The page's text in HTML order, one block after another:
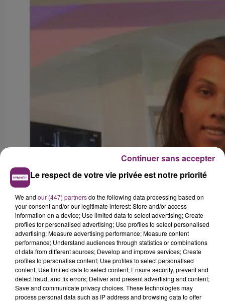
Le respect de votre vie privée est notre priorité
We and our (447) partnersdo the following data processing based on
your consent and/or our legitimate interest: Store and/or access
information on a device; Use limited data to select advertising; Create
profiles for personalised advertising; Use profiles to select personalised
advertising; Measure advertising performance; Measure content
performance; Understand audiences through statistics or combinations
of data from different sources; Develop and improve services; Create
profiles to personalise content; Use profiles to select personalised
content; Use limited data to select content; Ensure security, prevent and
detect fraud, and fix errors; Deliver and present advertising and content;
Save and communicate privacy choices. These technologies may
process personal data such as IP address and browsing data to offer
Continuer sans accepter